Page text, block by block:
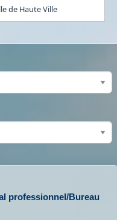
de Haute Ville
professionnel/Bureau